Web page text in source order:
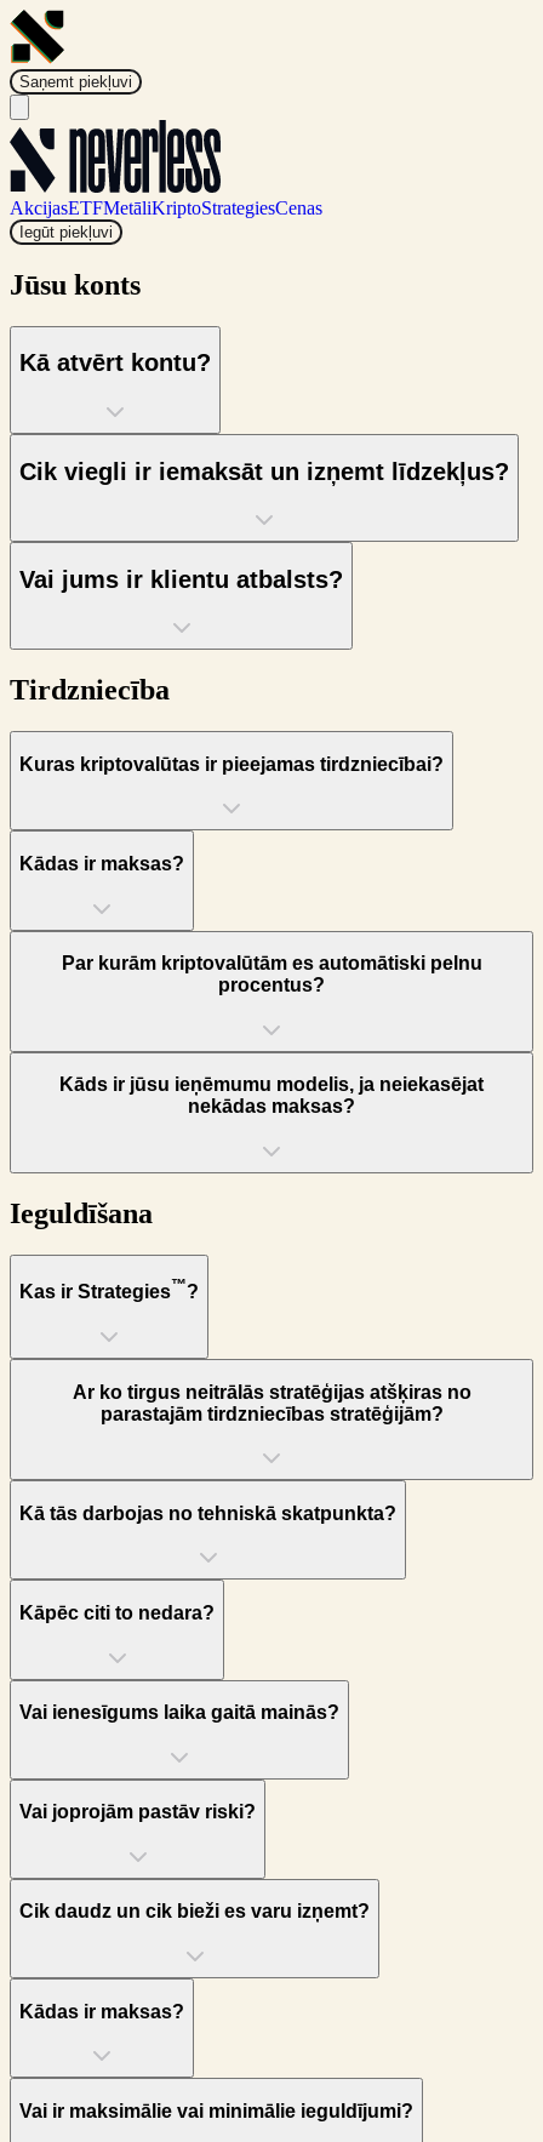
Saņemt piekļuvi
AkcijasETFMetāliKriptoStrategiesCenas
Iegūt piekļuvi
Jūsu konts
Kā atvērt kontu?
Cik viegli ir iemaksāt un izņemt līdzekļus?
Vai jums ir klientu atbalsts?
Tirdzniecība
Kuras kriptovalūtas ir pieejamas tirdzniecībai?
Kādas ir maksas?
Par kurām kriptovalūtām es automātiski pelnu
procentus?
Kāds ir jūsu ieņēmumu modelis, ja neiekasējat
nekādas maksas?
Ieguldīšana
Kas ir Strategies™?
Ar ko tirgus neitrālās stratēģijas atšķiras no
parastajām tirdzniecības stratēģijām?
Kā tās darbojas no tehniskā skatpunkta?
Kāpēc citi to nedara?
Vai ienesīgums laika gaitā mainās?
Vai joprojām pastāv riski?
Cik daudz un cik bieži es varu izņemt?
Kādas ir maksas?
Vai ir maksimālie vai minimālie ieguldījumi?